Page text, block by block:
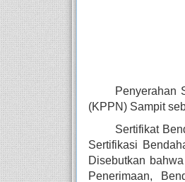
Penyerahan
(KPPN) Sampit
Sertifikat
Sertifikasi
Disebutkan
Penerimaan,